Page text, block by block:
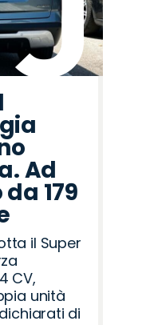
Ad
179
il Super
CV,
unità
di